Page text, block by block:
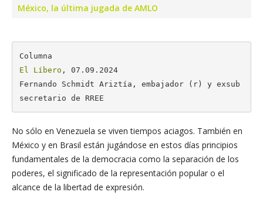
México, la última jugada de AMLO
El Líbero , 07.09.2024
Fernando Schmidt Ariztía, embajador (r) y exsub
secretario de RREE
No sólo en Venezuela se viven tiempos aciagos. También en
México y en Brasil están jugándose en estos días principios
fundamentales de la democracia como la separación de los
poderes, el significado de la representación popular o el
alcance de la libertad de expresión.